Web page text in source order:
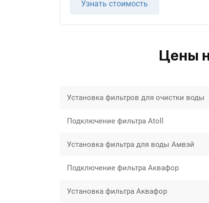
Узнать стоимость
Цены
Установка фильтров для очистки воды
Подключение фильтра Atoll
Установка фильтра для воды Амвэй
Подключение фильтра Аквафор
Установка фильтра Аквафор